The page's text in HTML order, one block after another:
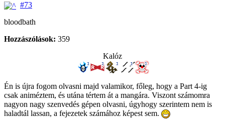
#73
bloodbath
Hozzászólások: 359
Kalóz
Én is újra fogom olvasni majd valamikor, főleg, hogy a Part 4-ig
csak animéztem, és utána tértem át a mangára. Viszont számomra
nagyon nagy szenvedés gépen olvasni, úgyhogy szerintem nem is
haladtál lassan, a fejezetek számához képest sem.